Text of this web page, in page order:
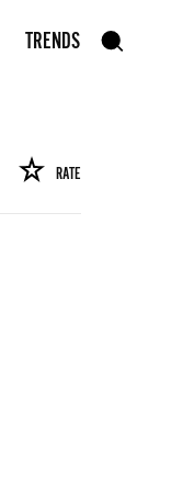
TRENDS szukaj
RATE